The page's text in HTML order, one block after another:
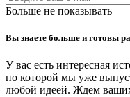
Больше не показывать
Вы знаете больше и готовы
У вас есть интересная
по которой мы уже
любой идеей. Ждем